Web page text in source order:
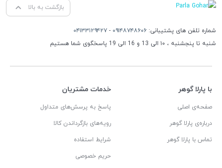
بازگشت به بالا
شماره تلفن های پشتیبانی: ۰۹۱۴۸۷۴۸۶۰۶ - ۰۴۱۳۳۱۲۹۴۲۷
شنبه تا پنجشنبه ، ۱۰ الی 13 و 16 الی 19 پاسخگوی شما هستیم
با پارلا گوهر
صفحه‌ی اصلی
درباره‌ی پارلا گوهر
تماس با پارلا گوهر
خدمات مشتریان
پاسخ به پرسش‌های متداول
رویه‌های بازگرداندن کالا
شرایط استفاده
حریم خصوصی